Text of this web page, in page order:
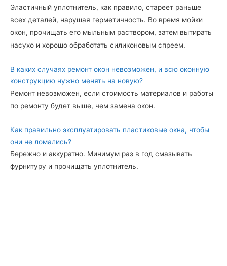
Эластичный уплотнитель, как правило, стареет раньше
всех деталей, нарушая герметичность. Во время мойки
окон, прочищать его мыльным раствором, затем вытирать
насухо и хорошо обработать силиконовым спреем.
В каких случаях ремонт окон невозможен, и всю оконную
конструкцию нужно менять на новую?
Ремонт невозможен, если стоимость материалов и работы
по ремонту будет выше, чем замена окон.
Как правильно эксплуатировать пластиковые окна, чтобы
они не ломались?
Бережно и аккуратно. Минимум раз в год смазывать
фурнитуру и прочищать уплотнитель.